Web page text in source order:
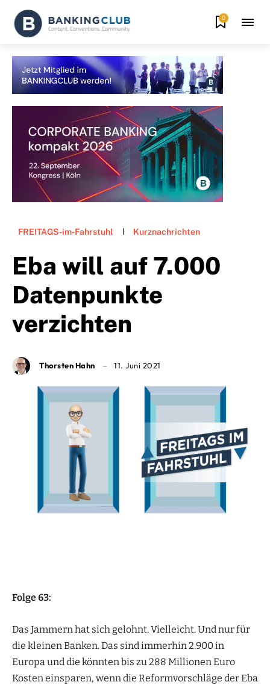
0
FREITAGS-im-Fahrstuhl Kurznachrichten
Eba will auf 7.000
Datenpunkte
verzichten
Thorsten Hahn 11. Juni 2021
Folge 63:
Das Jammern hat sich gelohnt. Vielleicht. Und nur für
die kleinen Banken. Das sind immerhin 2.900 in
Europa und die könnten bis zu 288 Millionen Euro
Kosten einsparen, wenn die Reformvorschläge der Eba